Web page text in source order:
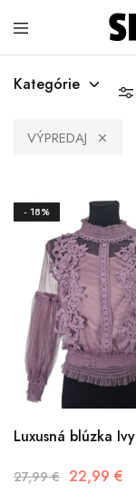
Shopujem
Veselé
s
potlačou
Kategórie
VÝPREDAJ
- 18%
Luxusná blúzka Ivy
27,99€ 22,99 €